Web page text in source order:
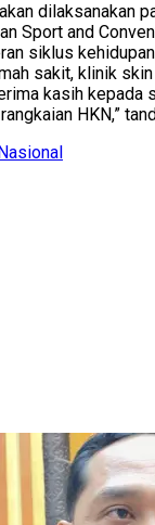
dilaksanakan
Sport and
siklus
sakit, klinik
kasih kepada
HKN,”